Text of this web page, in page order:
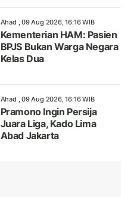
Ahad , 09 Aug 2026, 16:16 WIB
Kementerian HAM: Pasien
BPJS Bukan Warga Negara
Kelas Dua
Ahad , 09 Aug 2026, 16:16 WIB
Pramono Ingin Persija
Juara Liga, Kado Lima
Abad Jakarta